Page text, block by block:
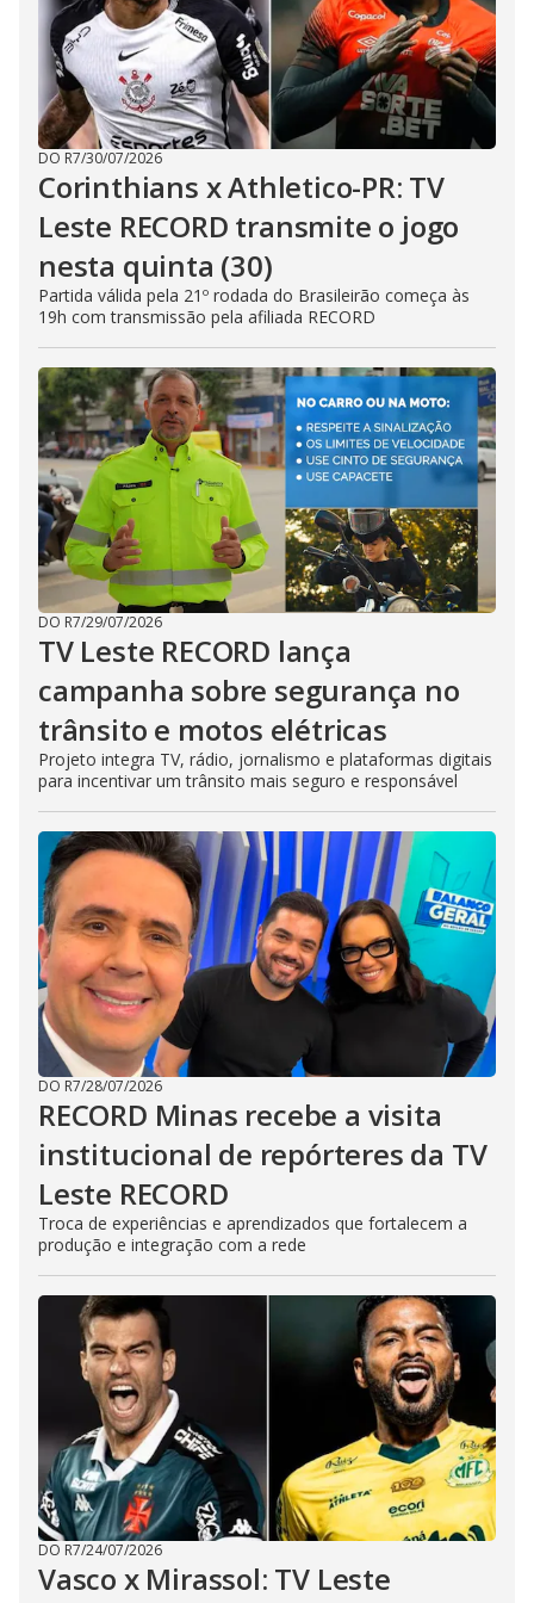
e
o
DO R7/30/07/2026
Corinthians x Athletico-PR: TV
Leste RECORD transmite o jogo
nesta quinta (30)
Partida válida pela 21º rodada do Brasileirão começa às
19h com transmissão pela afiliada RECORD
DO R7/29/07/2026
TV Leste RECORD lança
campanha sobre segurança no
trânsito e motos elétricas
Projeto integra TV, rádio, jornalismo e plataformas digitais
para incentivar um trânsito mais seguro e responsável
DO R7/28/07/2026
RECORD Minas recebe a visita
institucional de repórteres da TV
Leste RECORD
Troca de experiências e aprendizados que fortalecem a
produção e integração com a rede
DO R7/24/07/2026
Vasco x Mirassol: TV Leste